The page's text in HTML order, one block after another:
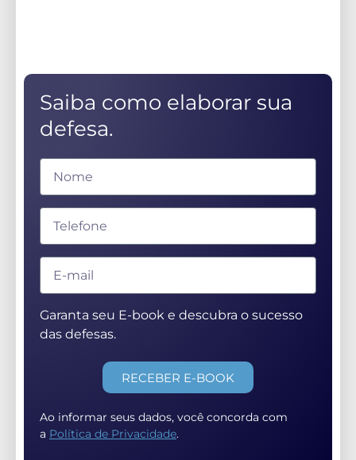
Saiba como elaborar sua
defesa.
Garanta seu E-book e descubra o sucesso
das defesas.
RECEBER E-BOOK
Ao informar seus dados, você concorda com
a Política de Privacidade.